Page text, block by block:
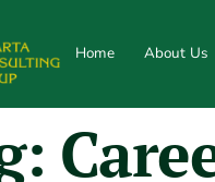
Home About Us